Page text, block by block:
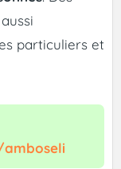
particuliers et